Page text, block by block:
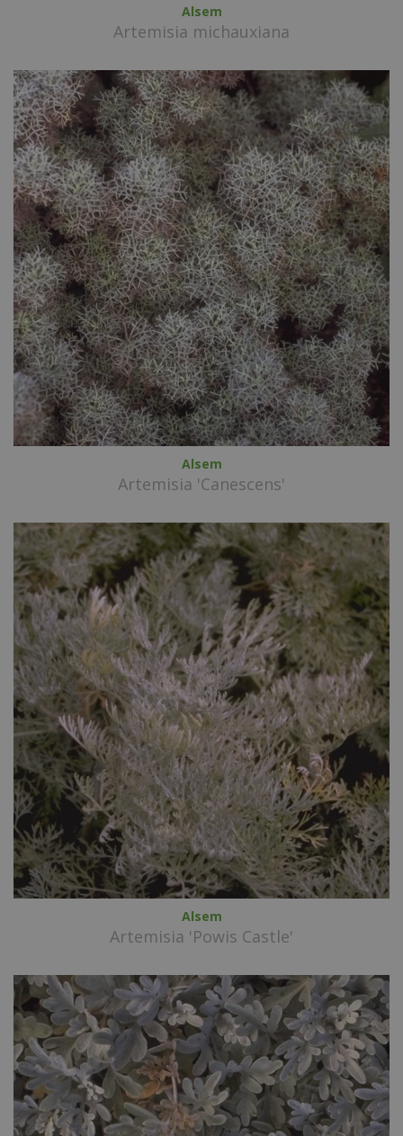
Alsem
Artemisia michauxiana
Alsem
Artemisia 'Canescens'
Alsem
Artemisia 'Powis Castle'